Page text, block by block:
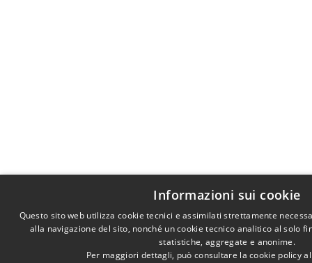
Informazioni sui cookie
Questo sito web utilizza cookie tecnici e assimilati strettamente
alla navigazione del sito, nonché un cookie tecnico analitico al solo
statistiche, aggregate e anonime.
Per maggiori dettagli, può consultare la cookie policy